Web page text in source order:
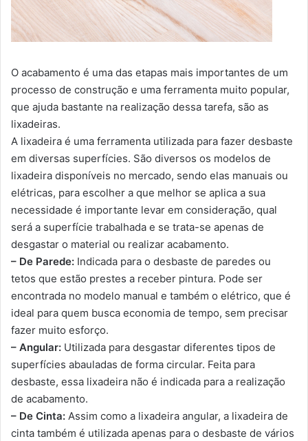
O acabamento é uma das etapas mais importantes de um
processo de construção e uma ferramenta muito popular,
que ajuda bastante na realização dessa tarefa, são as
lixadeiras.
A lixadeira é uma ferramenta utilizada para fazer desbaste
em diversas superfícies. São diversos os modelos de
lixadeira disponíveis no mercado, sendo elas manuais ou
elétricas, para escolher a que melhor se aplica a sua
necessidade é importante levar em consideração, qual
será a superfície trabalhada e se trata-se apenas de
desgastar o material ou realizar acabamento.
– De Parede: Indicada para o desbaste de paredes ou
tetos que estão prestes a receber pintura. Pode ser
encontrada no modelo manual e também o elétrico, que é
ideal para quem busca economia de tempo, sem precisar
fazer muito esforço.
– Angular: Utilizada para desgastar diferentes tipos de
superfícies abauladas de forma circular. Feita para
desbaste, essa lixadeira não é indicada para a realização
de acabamento.
– De Cinta: Assim como a lixadeira angular, a lixadeira de
cinta também é utilizada apenas para o desbaste de vários